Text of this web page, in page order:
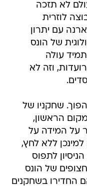
לא תזכה
לוזרית
עם יתרון
של הונס
עולה
וזה לא
שחקניו של
הראשון,
על המידה על
ללא לחץ,
לתפוס
של הונס
החדירו בשחקנים